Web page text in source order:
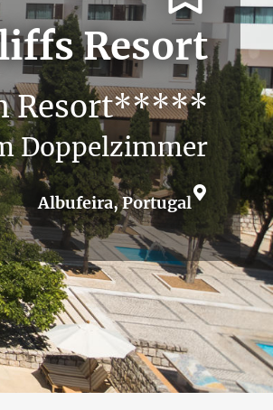
Resort
Resort*****
Doppelzimmer
Albufeira, Portugal